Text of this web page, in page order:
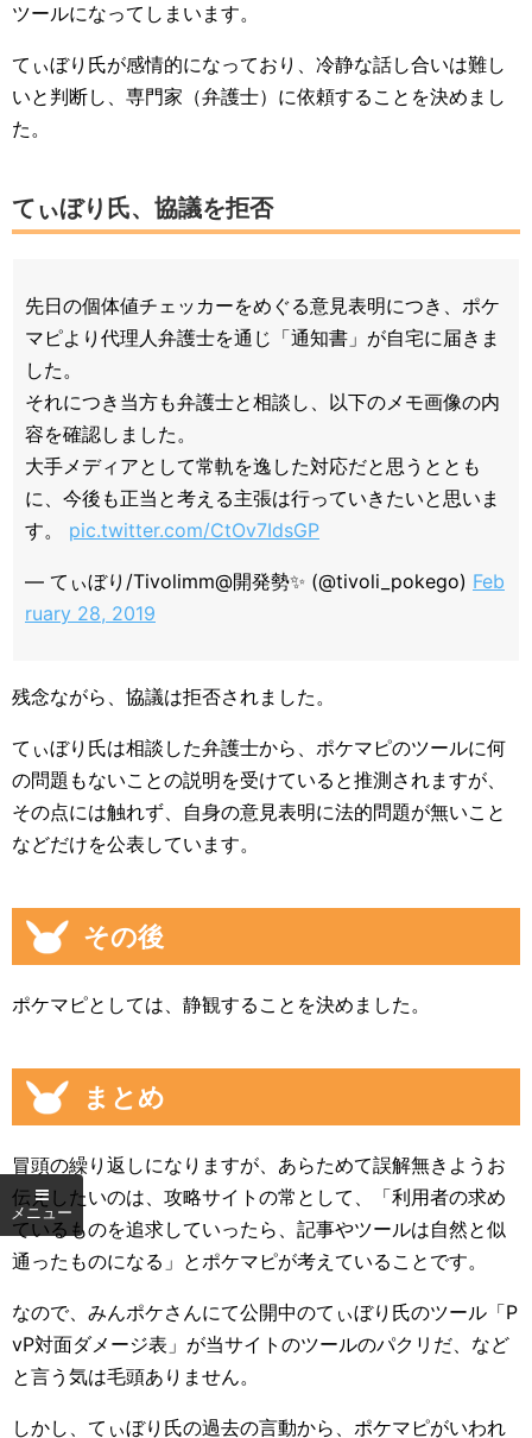
ツールになってしまいます。
てぃぼり氏が感情的になっており、冷静な話し合いは難し
いと判断し、専門家（弁護士）に依頼することを決めまし
た。
てぃぼり氏、協議を拒否
先日の個体値チェッカーをめぐる意見表明につき、ポケ
マピより代理人弁護士を通じ「通知書」が自宅に届きま
した。
それにつき当方も弁護士と相談し、以下のメモ画像の内
容を確認しました。
大手メディアとして常軌を逸した対応だと思うととも
に、今後も正当と考える主張は行っていきたいと思いま
す。 pic.twitter.com/CtOv7IdsGP
— てぃぼり/Tivolimm@開発勢✨ (@tivoli_pokego) Feb
ruary 28, 2019
残念ながら、協議は拒否されました。
てぃぼり氏は相談した弁護士から、ポケマピのツールに何
の問題もないことの説明を受けていると推測されますが、
その点には触れず、自身の意見表明に法的問題が無いこと
などだけを公表しています。
その後
ポケマピとしては、静観することを決めました。
まとめ
冒頭の繰り返しになりますが、あらためて誤解無きようお
伝えしたいのは、攻略サイトの常として、「利用者の求め
ているものを追求していったら、記事やツールは自然と似
通ったものになる」とポケマピが考えていることです。
なので、みんポケさんにて公開中のてぃぼり氏のツール「P
vP対面ダメージ表」が当サイトのツールのパクリだ、など
と言う気は毛頭ありません。
しかし、てぃぼり氏の過去の言動から、ポケマピがいわれ